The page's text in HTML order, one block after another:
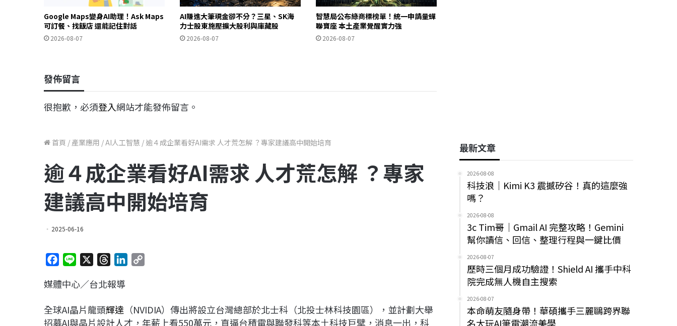
Google Maps變身AI助理！Ask Maps
可訂餐、找飯店 還能記住對話
2026-08-07
AI賺進大筆現金卻不分？三星、SK海
力士股東施壓擴大股利與庫藏股
2026-08-07
智慧局公布綠商標榜單！統一申請量蟬
聯寶座 本土產業覺醒實力強
2026-08-07
發佈留言
很抱歉，必須登入網站才能發佈留言。